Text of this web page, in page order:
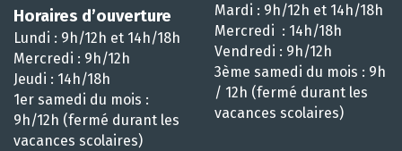
Horaires d’ouverture
Lundi : 9h/12h et 14h/18h
Mercredi : 9h/12h
Jeudi : 14h/18h
1er samedi du mois :
9h/12h (fermé durant les
vacances scolaires)
Mardi : 9h/12h et 14h/18h
Mercredi : 14h/18h
Vendredi : 9h/12h
3ème samedi du mois : 9h
/ 12h (fermé durant les
vacances scolaires)